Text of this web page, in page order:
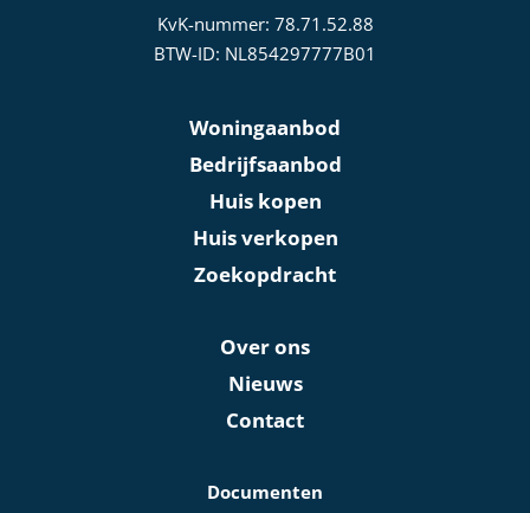
KvK-nummer: 78.71.52.88
BTW-ID: NL854297777B01
Woningaanbod
Bedrijfsaanbod
Huis kopen
Huis verkopen
Zoekopdracht
Over ons
Nieuws
Contact
Documenten